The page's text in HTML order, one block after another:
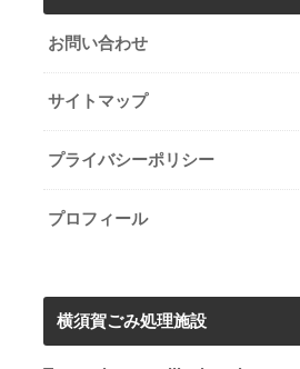
お問い合わせ
サイトマップ
プライバシーポリシー
プロフィール
横須賀ごみ処理施設